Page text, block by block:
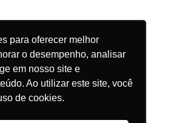
para oferecer melhor
o desempenho, analisar
em nosso site e
Ao utilizar este site, você
de cookies.